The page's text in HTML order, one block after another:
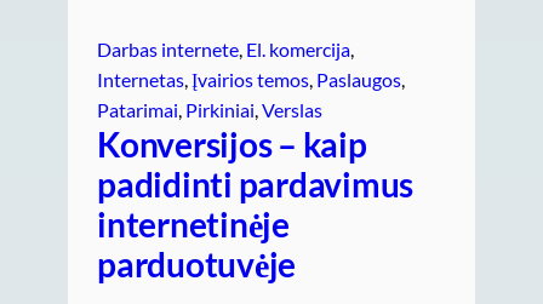
Darbas internete El. komercija
Internetas Įvairios temos Paslaugos
Patarimai Pirkiniai Verslas
Konversijos – kaip
padidinti pardavimus
internetinėje
parduotuvėje